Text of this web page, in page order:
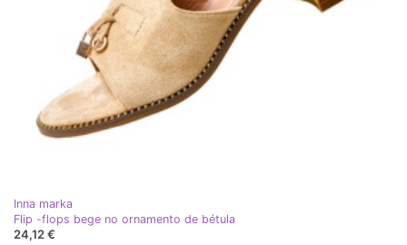
Inna marka
Flip -flops bege no ornamento de bétula
24,12 €